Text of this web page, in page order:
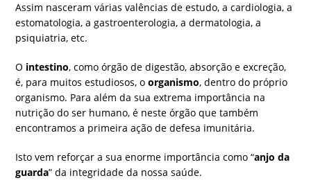
Assim nasceram várias valências de estudo, a cardiologia, a
estomatologia, a gastroenterologia, a dermatologia, a
psiquiatria, etc.
O intestino, como órgão de digestão, absorção e excreção,
é, para muitos estudiosos, oorganismo, dentro do próprio
organismo. Para além da sua extrema importância na
nutrição do ser humano, é neste órgão que também
encontramos a primeira ação de defesa imunitária.
Isto vem reforçar a sua enorme importância como “anjo da
guarda” da integridade da nossa saúde.